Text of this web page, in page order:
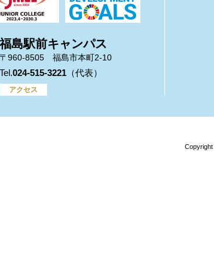
福島駅前キャンパス
〒960-8505 福島市本町2-10
024-515-3221
アクセス
Copyright